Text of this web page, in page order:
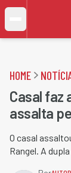
HOME
Casal faz
assalta
O casal
Rangel. A